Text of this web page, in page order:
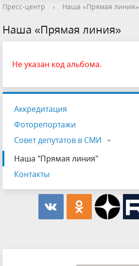
Пресс-центр › Наша «Прямая линия»
Наша «Прямая линия»
Не указан код альбома.
Аккредитация
Фоторепортажи
Совет депутатов в СМИ
Наша "Прямая линия"
Контакты